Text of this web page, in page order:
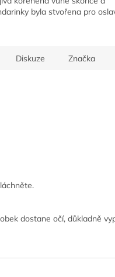
byla stvořena pro
Diskuze Značka
dostane očí, důkladně